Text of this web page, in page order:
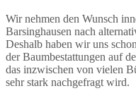
Wir nehmen den Wunsch
Barsinghausen nach
Deshalb haben wir uns
der Baumbestattungen auf
das inzwischen von vielen
sehr stark nachgefragt wird.